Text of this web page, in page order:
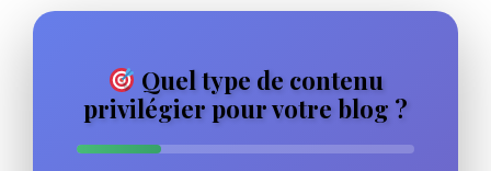
Quel type de contenu
privilégier pour votre blog ?